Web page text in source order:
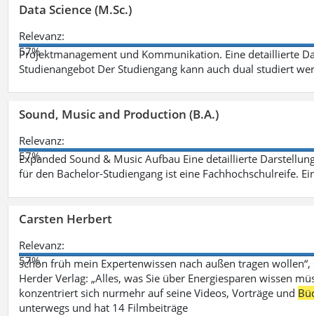
Data Science (M.Sc.)
Relevanz:
57%
Projektmanagement und Kommunikation. Eine detaillierte
Studienangebot Der Studiengang kann auch dual studiert
Sound, Music and Production (B.A.)
Relevanz:
57%
Expanded Sound & Music Aufbau Eine detaillierte
für den Bachelor-Studiengang ist eine Fachhochschulreife.
Carsten Herbert
Relevanz:
57%
schon früh mein Expertenwissen nach außen tragen
Herder Verlag: „Alles, was Sie über Energiesparen wissen
konzentriert sich nurmehr auf seine Videos, Vorträge und
unterwegs und hat 14 Filmbeiträge